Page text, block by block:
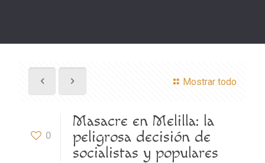
Mostrar todo
0
Masacre en Melilla: la
peligrosa decisión de
socialistas y populares